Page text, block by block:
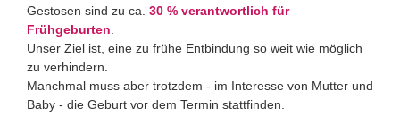
Gestosen sind zu ca. 30 % verantwortlich für
Frühgeburten.
Unser Ziel ist, eine zu frühe Entbindung so weit wie möglich
zu verhindern.
Manchmal muss aber trotzdem - im Interesse von Mutter und
Baby - die Geburt vor dem Termin stattfinden.